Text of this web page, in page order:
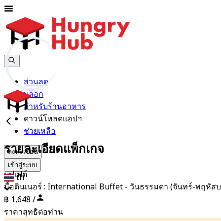
ส่วนลด
บล็อก
สำหรับร้านอาหาร
ดาวน์โหลดแอปฯ
ช่วยเหลือ
ลงทะเบียน
เข้าสู่ระบบ
th
รายละเอียดแพ็กเกจ
บุฟเฟต์
มื้อดินเนอร์ : International Buffet - วันธรรมดา (จันทร์-พฤหัส
฿ 1,648 /
ราคาสุทธิต่อท่าน